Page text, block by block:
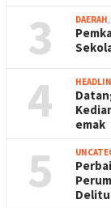
3 DAERAH,
4
emak
5